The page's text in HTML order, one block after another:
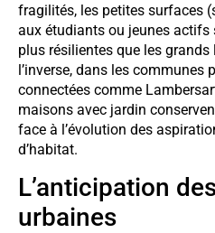
fragilités, les petites surfaces
aux étudiants ou jeunes actifs
plus résilientes que les
l’inverse, dans les communes
connectées comme
maisons avec jardin
face à l’évolution des
d’habitat.
L’anticipation
urbaines